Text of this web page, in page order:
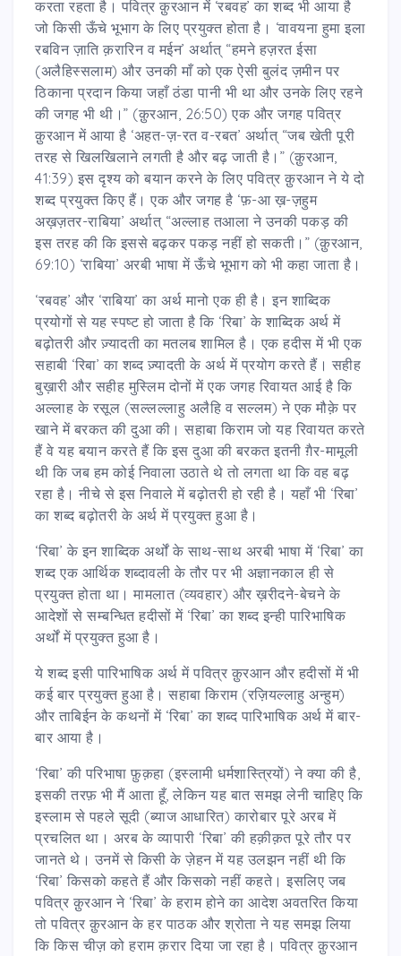
करता रहता है। पवित्र क़ुरआन में ‘रबवह’ का शब्द भी आया है
जो किसी ऊँचे भूभाग के लिए प्रयुक्त होता है। ‘वावयना हुमा इला
रबविन ज़ाति क़रारिन व मईन’ अर्थात् “हमने हज़रत ईसा
(अलैहिस्सलाम) और उनकी माँ को एक ऐसी बुलंद ज़मीन पर
ठिकाना प्रदान किया जहाँ ठंडा पानी भी था और उनके लिए रहने
की जगह भी थी।” (क़ुरआन, 26:50) एक और जगह पवित्र
क़ुरआन में आया है ‘अहत-ज़-रत व-रबत’ अर्थात् “जब खेती पूरी
तरह से खिलखिलाने लगती है और बढ़ जाती है।” (क़ुरआन,
41:39) इस दृश्य को बयान करने के लिए पवित्र क़ुरआन ने ये दो
शब्द प्रयुक्त किए हैं। एक और जगह है ‘फ़-आ ख़-ज़हुम
अख़ज़तर-राबिया’ अर्थात् “अल्लाह तआला ने उनकी पकड़ की
इस तरह की कि इससे बढ़कर पकड़ नहीं हो सकती।” (क़ुरआन,
69:10) ‘राबिया’ अरबी भाषा में ऊँचे भूभाग को भी कहा जाता है।
‘रबवह’ और ‘राबिया’ का अर्थ मानो एक ही है। इन शाब्दिक
प्रयोगों से यह स्पष्ट हो जाता है कि ‘रिबा’ के शाब्दिक अर्थ में
बढ़ोतरी और ज़्यादती का मतलब शामिल है। एक हदीस में भी एक
सहाबी ‘रिबा’ का शब्द ज़्यादती के अर्थ में प्रयोग करते हैं। सहीह
बुख़ारी और सहीह मुस्लिम दोनों में एक जगह रिवायत आई है कि
अल्लाह के रसूल (सल्लल्लाहु अलैहि व सल्लम) ने एक मौक़े पर
खाने में बरकत की दुआ की। सहाबा किराम जो यह रिवायत करते
हैं वे यह बयान करते हैं कि इस दुआ की बरकत इतनी ग़ैर-मामूली
थी कि जब हम कोई निवाला उठाते थे तो लगता था कि वह बढ़
रहा है। नीचे से इस निवाले में बढ़ोतरी हो रही है। यहाँ भी ‘रिबा’
का शब्द बढ़ोतरी के अर्थ में प्रयुक्त हुआ है।
‘रिबा’ के इन शाब्दिक अर्थों के साथ-साथ अरबी भाषा में ‘रिबा’ का
शब्द एक आर्थिक शब्दावली के तौर पर भी अज्ञानकाल ही से
प्रयुक्त होता था। मामलात (व्यवहार) और ख़रीदने-बेचने के
आदेशों से सम्बन्धित हदीसों में ‘रिबा’ का शब्द इन्ही पारिभाषिक
अर्थों में प्रयुक्त हुआ है।
ये शब्द इसी पारिभाषिक अर्थ में पवित्र क़ुरआन और हदीसों में भी
कई बार प्रयुक्त हुआ है। सहाबा किराम (रज़ियल्लाहु अन्हुम)
और ताबिईन के कथनों में ‘रिबा’ का शब्द पारिभाषिक अर्थ में बार-
बार आया है।
‘रिबा’ की परिभाषा फ़ुक़हा (इस्लामी धर्मशास्त्रियों) ने क्या की है,
इसकी तरफ़ भी मैं आता हूँ, लेकिन यह बात समझ लेनी चाहिए कि
इस्लाम से पहले सूदी (ब्याज आधारित) कारोबार पूरे अरब में
प्रचलित था। अरब के व्यापारी ‘रिबा’ की हक़ीक़त पूरे तौर पर
जानते थे। उनमें से किसी के ज़ेहन में यह उलझन नहीं थी कि
‘रिबा’ किसको कहते हैं और किसको नहीं कहते। इसलिए जब
पवित्र क़ुरआन ने ‘रिबा’ के हराम होने का आदेश अवतरित किया
तो पवित्र क़ुरआन के हर पाठक और श्रोता ने यह समझ लिया
कि किस चीज़ को हराम क़रार दिया जा रहा है। पवित्र क़ुरआन